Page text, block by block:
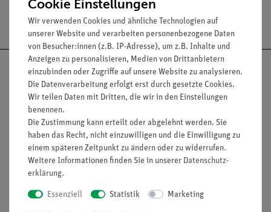
Versandkostenfrei ab 300,- €
Informationen
Unternehmen
Service
Übersicht Service
Cookie Einstellungen
Wir verwenden Cookies und ähnliche Technologien auf
unserer Website und verarbeiten personenbezogene Daten
von Besucher:innen (z.B. IP-Adresse), um z.B. Inhalte und
Anzeigen zu personalisieren, Medien von Drittanbietern
einzubinden oder Zugriffe auf unsere Website zu analysieren.
Die Datenverarbeitung erfolgt erst durch gesetzte Cookies.
Wir teilen Daten mit Dritten, die wir in den Einstellungen
benennen.
Die Zustimmung kann erteilt oder abgelehnt werden. Sie
haben das Recht, nicht einzuwilligen und die Einwilligung zu
einem späteren Zeitpunkt zu ändern oder zu widerrufen.
Weitere Informationen finden Sie in unserer Daten­schutz­
erklärung.
Essenziell Statistik Marketing